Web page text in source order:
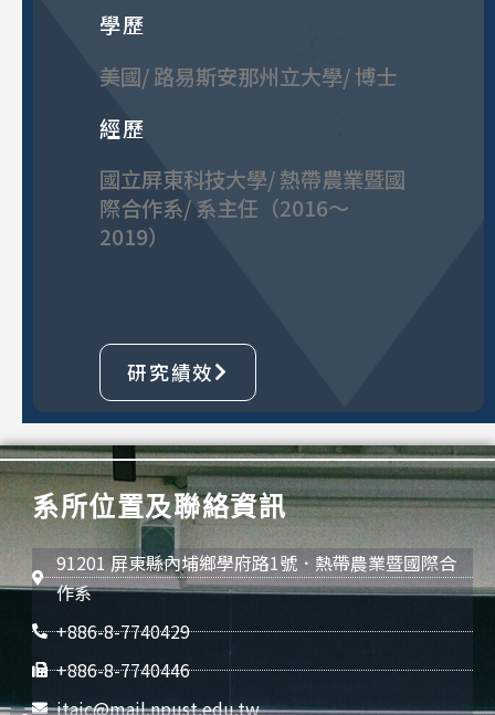
學歷
美國/ 路易斯安那州立大學/ 博士
經歷
國立屏東科技大學/ 熱帶農業暨國
際合作系/ 系主任（2016～
2019）
研究績效
系所位置及聯絡資訊
91201 屏東縣內埔鄉學府路1號．熱帶農業暨國際合
作系
+886-8-7740429
+886-8-7740446
itaic@mail.npust.edu.tw